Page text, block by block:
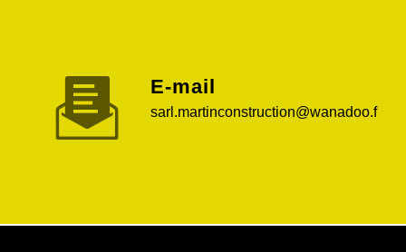
E-mail
sarl.martinconstruction@wanadoo.f